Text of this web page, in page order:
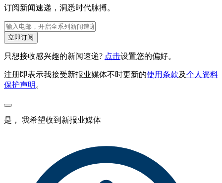
订阅新闻速递，洞悉时代脉搏。
立即订阅
只想接收感兴趣的新闻速递? 点击设置您的偏好。
注册即表示我接受新报业媒体不时更新的使用条款及个人资料
保护声明 。
是， 我希望收到新报业媒体